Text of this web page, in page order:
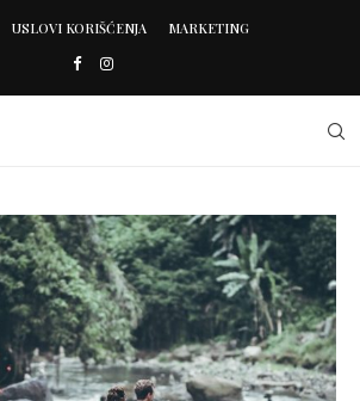
USLOVI KORIŠĆENJA MARKETING